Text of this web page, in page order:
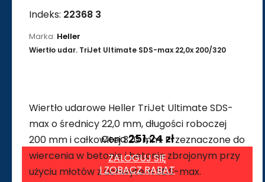
Indeks: 22368 3
Marka: Heller
Wiertło udar. TriJet Ultimate SDS-max 22,0x 200/320
Wiertło udarowe Heller TriJet Ultimate SDS-
max o średnicy 22,0 mm, długości roboczej
200 mm i całkowitej 320 mm. Przeznaczone do
wiercenia w betonie i betonie zbrojonym przy
użyciu młotów z uchwytem SDS-max.
Cena251,24 zł
ZALOGUJ SIĘ
I ZOBACZ RABAT